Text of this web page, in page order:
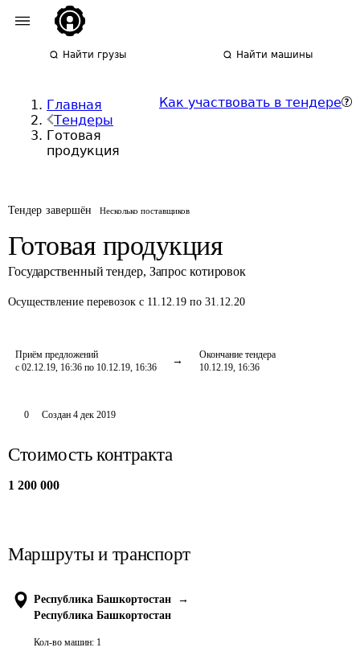
Найти грузы Найти машины
Главная
Тендеры
Готовая
продукция
Как участвовать в тендере
Тендер завершён Несколько поставщиков
Готовая продукция
Государственный тендер, Запрос котировок
Осуществление перевозок с 11.12.19 по 31.12.20
Приём предложений
с 02.12.19, 16:36 по 10.12.19, 16:36
Окончание тендера
10.12.19, 16:36
0 Создан 4 дек 2019
Стоимость контракта
1 200 000
Маршруты и транспорт
Республика Башкортостан
→
Республика Башкортостан
Кол-во машин: 1